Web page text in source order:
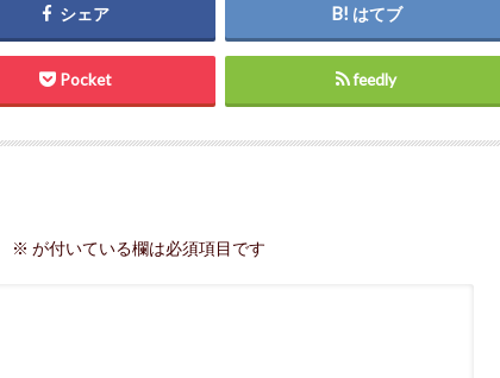
シェア はてブ
Pocket feedly
※ が付いている欄は必須項目です